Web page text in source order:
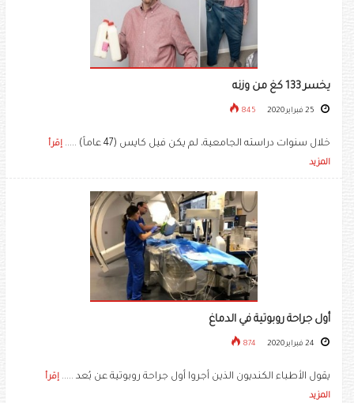
يخسر 133 كغ من وزنه
845
خلال سنوات دراسته الجامعية، لم يكن فيل كايس (47 عاماً) .....
إقرأ
المزيد
أول جراحة روبوتية في الدماغ
874
يقول الأطباء الكنديون الذين أجروا أول جراحة روبوتية عن بُعد ..... إقرأ
المزيد